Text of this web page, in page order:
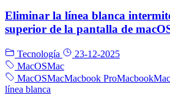
Eliminar la línea blanca
superior de la pantalla de
Tecnología
23-12-2025
MacOSMac
MacOSMacMacbook ProMacbook
línea blanca